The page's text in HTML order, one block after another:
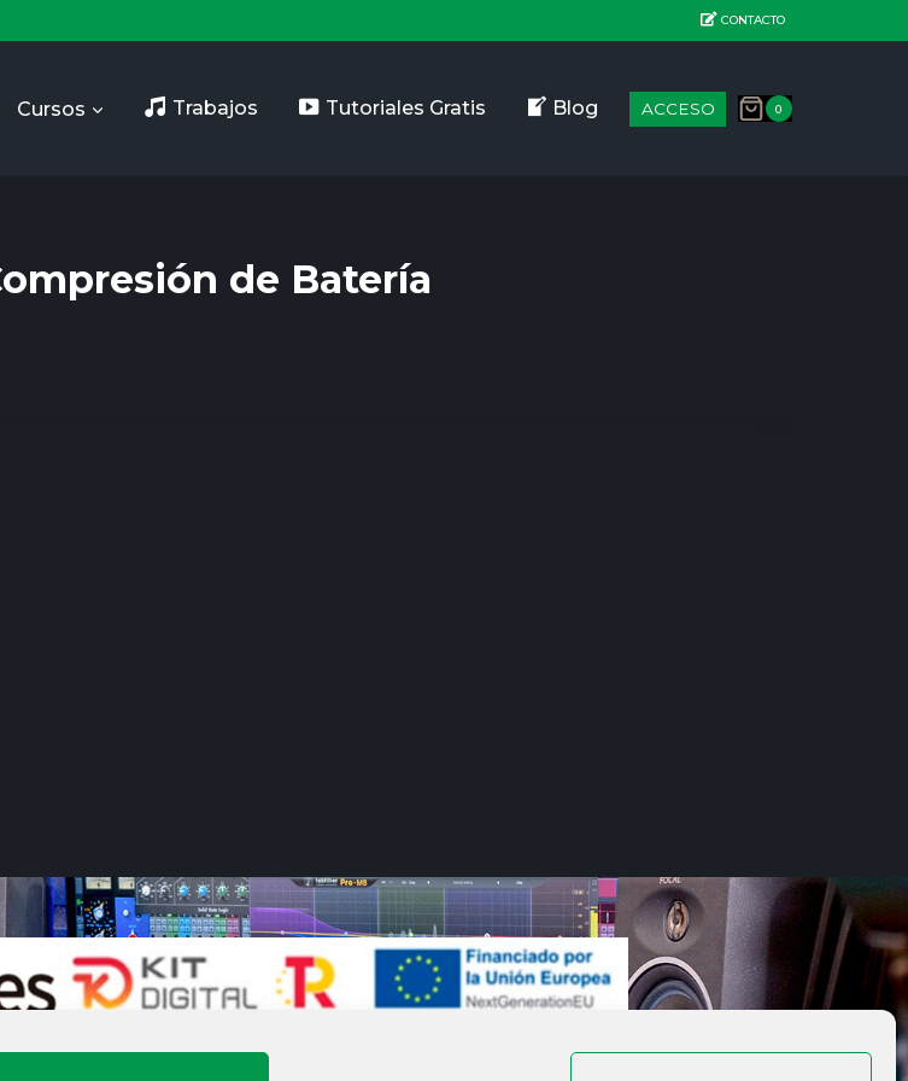
CONTACTO
Cursos Trabajos Tutoriales Gratis Blog ACCESO 0
de Batería